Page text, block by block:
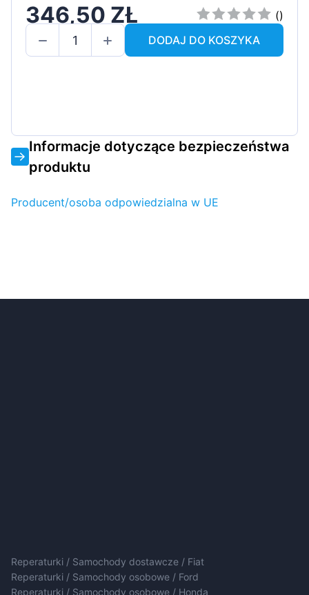
346,50 ZŁ
()
DODAJ DO KOSZYKA
Informacje dotyczące bezpieczeństwa
produktu
Producent/osoba odpowiedzialna w UE
Reperaturki / Samochody dostawcze / Fiat
Reperaturki / Samochody osobowe / Ford
Reperaturki / Samochody osobowe / Honda